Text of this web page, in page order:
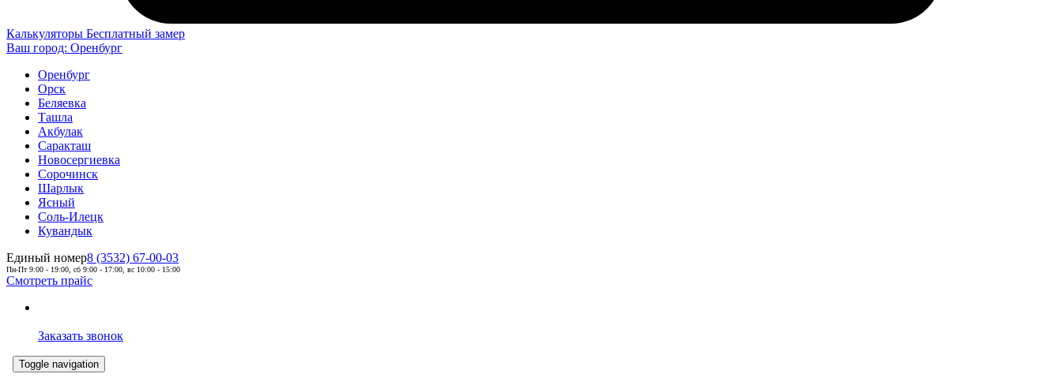
Калькуляторы Бесплатный замер
Ваш город: Оренбург
Оренбург
Орск
Беляевка
Ташла
Акбулак
Саракташ
Новосергиевка
Сорочинск
Шарлык
Ясный
Соль-Илецк
Кувандык
Единый номер8 (3532) 67-00-03
Пн-Пт 9:00 - 19:00, сб 9:00 - 17:00, вс 10:00 - 15:00
Смотреть прайс
Заказать звонок
Toggle navigation